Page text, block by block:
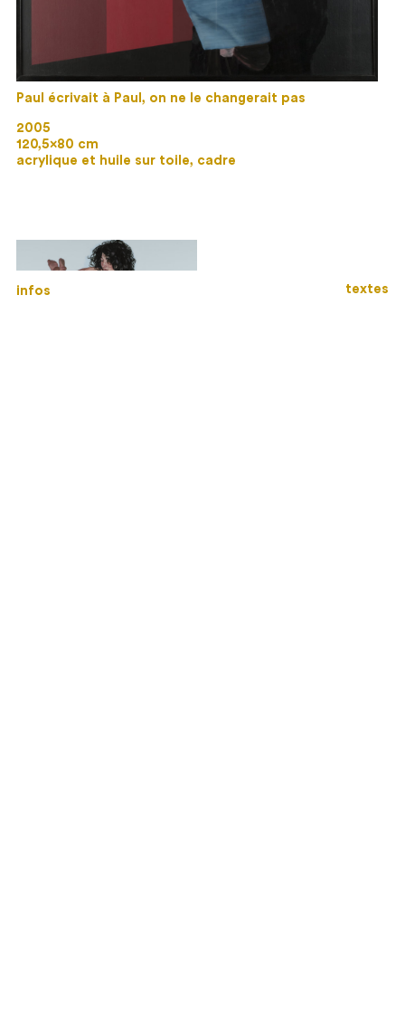
infos textes
Paul écrivait à Paul, on ne le changerait pas
2005
120,5×80 cm
acrylique et huile sur toile, cadre